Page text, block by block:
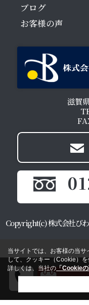
ブログ
お客様の声
滋賀
Copyright(c) 株式会社び
当サイトでは、お客様の当
して、クッキー（Cookie）
詳しくは、当社の 「Cookie